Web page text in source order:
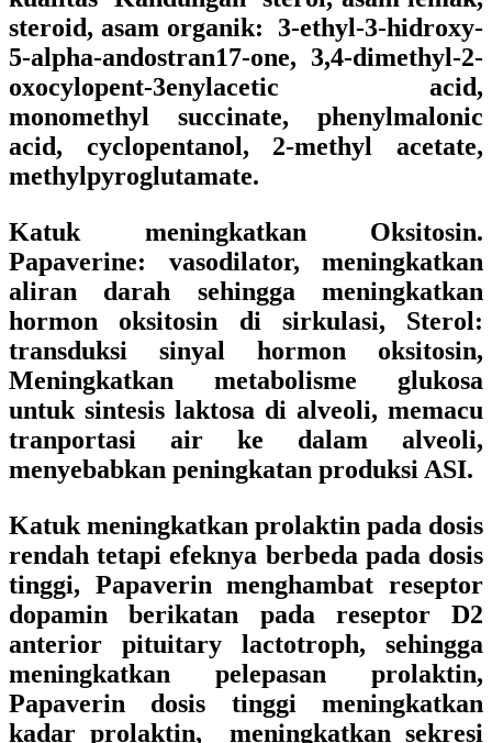
steroid, asam organik: 3-ethyl-3-hidroxy-
5-alpha-andostran17-one, 3,4-dimethyl-2-
oxocylopent-3enylacetic acid,
monomethyl succinate, phenylmalonic
acid, cyclopentanol, 2-methyl acetate,
methylpyroglutamate.
Katuk meningkatkan Oksitosin.
Papaverine: vasodilator, meningkatkan
aliran darah sehingga meningkatkan
hormon oksitosin di sirkulasi, Sterol:
transduksi sinyal hormon oksitosin,
Meningkatkan metabolisme glukosa
untuk sintesis laktosa di alveoli, memacu
tranportasi air ke dalam alveoli,
menyebabkan peningkatan produksi ASI.
Katuk meningkatkan prolaktin pada dosis
rendah tetapi efeknya berbeda pada dosis
tinggi, Papaverin menghambat reseptor
dopamin berikatan pada reseptor D2
anterior pituitary lactotroph, sehingga
meningkatkan pelepasan prolaktin,
Papaverin dosis tinggi meningkatkan
kadar prolaktin, meningkatkan sekresi